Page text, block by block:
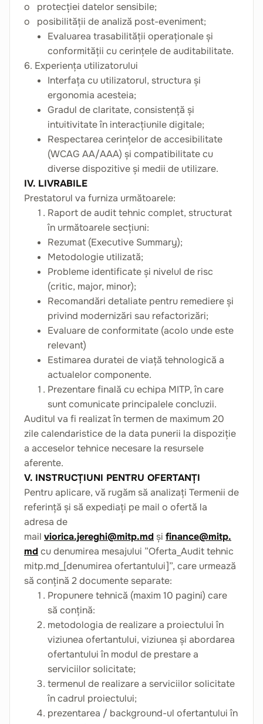
o protecției datelor sensibile;
o posibilității de analiză post-eveniment;
Evaluarea trasabilității operaționale și
conformității cu cerințele de auditabilitate.
6. Experiența utilizatorului
Interfața cu utilizatorul, structura și
ergonomia acesteia;
Gradul de claritate, consistență și
intuitivitate în interacțiunile digitale;
Respectarea cerințelor de accesibilitate
(WCAG AA/AAA) și compatibilitate cu
diverse dispozitive și medii de utilizare.
IV. LIVRABILE
Prestatorul va furniza următoarele:
Raport de audit tehnic complet, structurat
în următoarele secțiuni:
Rezumat (Executive Summary);
Metodologie utilizată;
Probleme identificate și nivelul de risc
(critic, major, minor);
Recomandări detaliate pentru remediere și
privind modernizări sau refactorizări;
Evaluare de conformitate (acolo unde este
relevant)
Estimarea duratei de viață tehnologică a
actualelor componente.
Prezentare finală cu echipa MITP, în care
sunt comunicate principalele concluzii.
Auditul va fi realizat în termen de maximum 20
zile calendaristice de la data punerii la dispoziție
a acceselor tehnice necesare la resursele
aferente.
V. INSTRUCȚIUNI PENTRU OFERTANȚI
Pentru aplicare, vă rugăm să analizați Termenii de
referință și să expediați pe mail o ofertă la
adresa de
mail viorica.jereghi@mitp.md și finance@mitp.
mdcu denumirea mesajului ”Oferta_Audit tehnic
mitp.md_[denumirea ofertantului]”, care urmează
să conțină 2 documente separate:
Propunere tehnică (maxim 10 pagini) care
să conțină:
metodologia de realizare a proiectului în
viziunea ofertantului, viziunea și abordarea
ofertantului în modul de prestare a
serviciilor solicitate;
termenul de realizare a serviciilor solicitate
în cadrul proiectului;
prezentarea / background-ul ofertantului în